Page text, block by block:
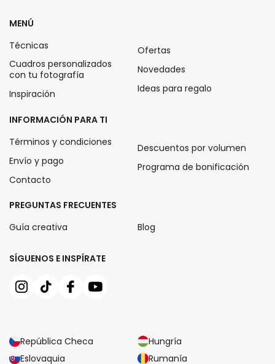
SÍGUENOS E INSPÍRATE
República Checa
Hungría
Eslovaquia
Rumanía
MENÚ
Técnicas
Cuadros personalizados
con tu fotografía
Inspiración
Ofertas
Novedades
Ideas para regalo
INFORMACIÓN PARA TI
Términos y condiciones
Envío y pago
Contacto
Descuentos por volumen
Programa de bonificación
PREGUNTAS FRECUENTES
Guía creativa
Blog